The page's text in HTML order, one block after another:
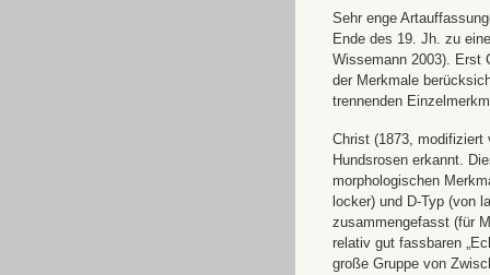
Sehr enge
Ende des 19. Jh. zu
Wissemann 2003). Erst
der Merkmale
trennenden
Christ (1873, modifiziert
Hundsrosen erkannt.
morphologischen
locker) und D-Typ (von
zusammengefasst (für
relativ gut fassbaren
große Gruppe von